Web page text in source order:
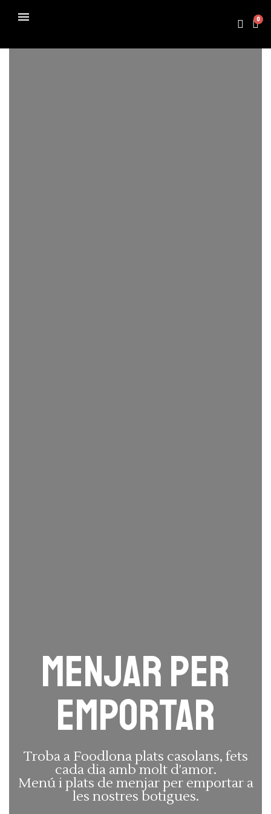
Menjar per
emportar
Troba a Foodlona plats casolans, fets
cada dia amb molt d'amor.
Menú i plats de menjar per emportar a
les nostres botigues.